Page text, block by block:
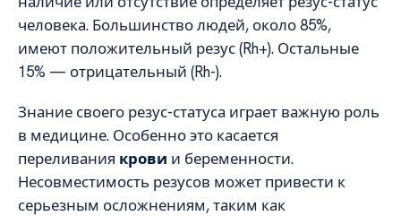
человека. Большинство людей, около 85%,
имеют положительный резус (Rh+). Остальные
15% — отрицательный (Rh-).
Знание своего резус-статуса играет важную роль
в медицине. Особенно это касается
переливания крови и беременности.
Несовместимость резусов может привести к
серьезным осложнениям, таким как